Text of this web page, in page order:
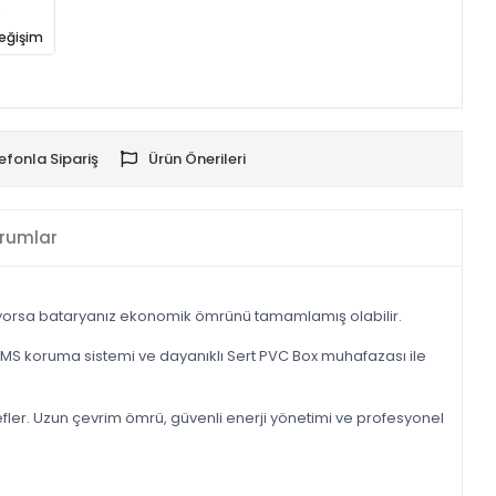
Sipariş Ürün Önerileri
bataryanız ekonomik ömrünü tamamlamış olabilir.
koruma sistemi ve dayanıklı Sert PVC Box muhafazası ile
Uzun çevrim ömrü, güvenli enerji yönetimi ve profesyonel